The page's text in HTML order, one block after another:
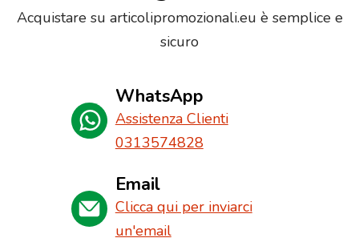
Acquistare su articolipromozionali.eu è semplice e
sicuro
WhatsApp
Assistenza Clienti
0313574828
Email
Clicca qui per inviarci
un'email